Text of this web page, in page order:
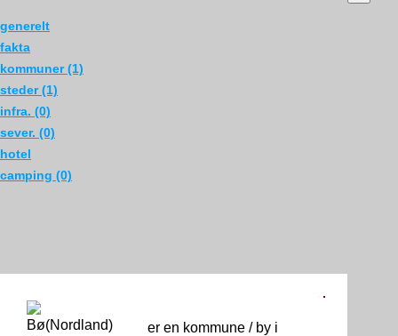
generelt
fakta
kommuner (1)
steder (1)
infra. (0)
sever. (0)
hotel
camping (0)
er en kommune / by i